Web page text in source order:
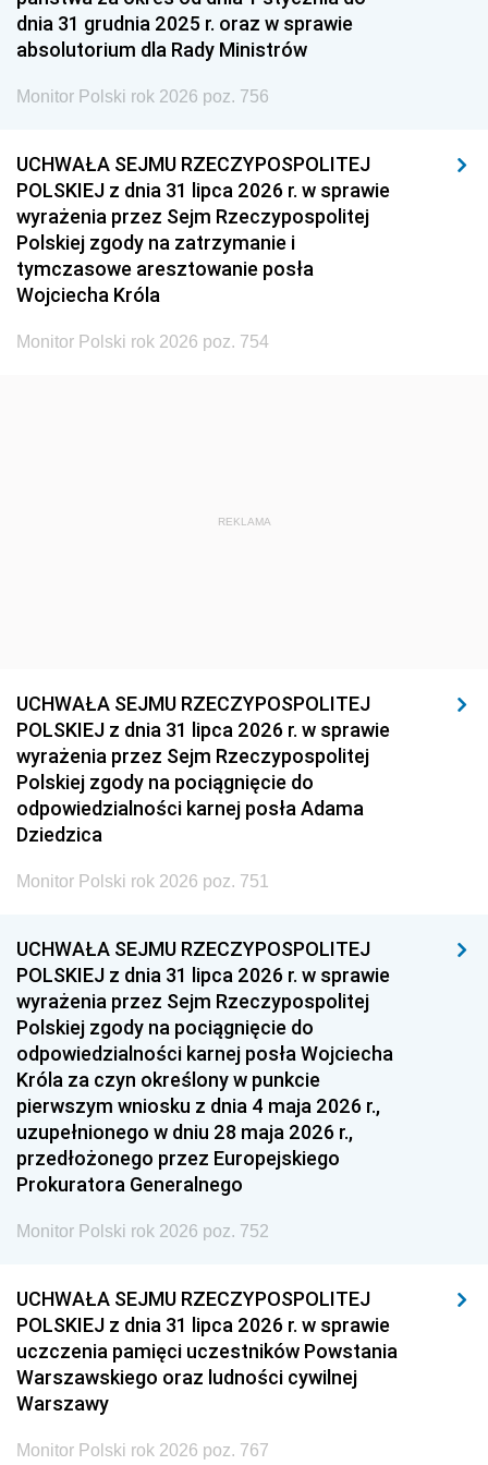
dnia 31 grudnia 2025 r. oraz w sprawie
absolutorium dla Rady Ministrów
Monitor Polski rok 2026 poz. 756
UCHWAŁA SEJMU RZECZYPOSPOLITEJ
POLSKIEJ z dnia 31 lipca 2026 r. w sprawie
wyrażenia przez Sejm Rzeczypospolitej
Polskiej zgody na zatrzymanie i
tymczasowe aresztowanie posła
Wojciecha Króla
Monitor Polski rok 2026 poz. 754
REKLAMA
UCHWAŁA SEJMU RZECZYPOSPOLITEJ
POLSKIEJ z dnia 31 lipca 2026 r. w sprawie
wyrażenia przez Sejm Rzeczypospolitej
Polskiej zgody na pociągnięcie do
odpowiedzialności karnej posła Adama
Dziedzica
Monitor Polski rok 2026 poz. 751
UCHWAŁA SEJMU RZECZYPOSPOLITEJ
POLSKIEJ z dnia 31 lipca 2026 r. w sprawie
wyrażenia przez Sejm Rzeczypospolitej
Polskiej zgody na pociągnięcie do
odpowiedzialności karnej posła Wojciecha
Króla za czyn określony w punkcie
pierwszym wniosku z dnia 4 maja 2026 r.,
uzupełnionego w dniu 28 maja 2026 r.,
przedłożonego przez Europejskiego
Prokuratora Generalnego
Monitor Polski rok 2026 poz. 752
UCHWAŁA SEJMU RZECZYPOSPOLITEJ
POLSKIEJ z dnia 31 lipca 2026 r. w sprawie
uczczenia pamięci uczestników Powstania
Warszawskiego oraz ludności cywilnej
Warszawy
Monitor Polski rok 2026 poz. 767